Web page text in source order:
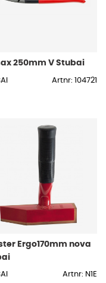
250mm V Stubai
Artnr: 104721
Ergo170mm nova
Artnr: N1E